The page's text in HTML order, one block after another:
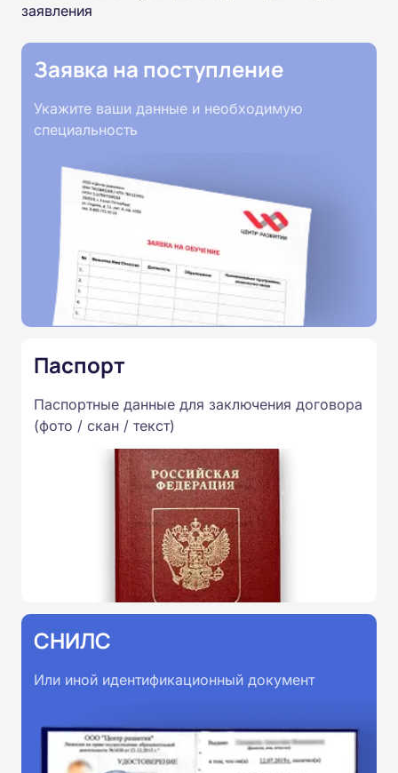
заявления
Заявка на поступление
Укажите ваши данные и необходимую
специальность
Паспорт
Паспортные данные для заключения договора
(фото / скан / текст)
СНИЛС
Или иной идентификационный документ